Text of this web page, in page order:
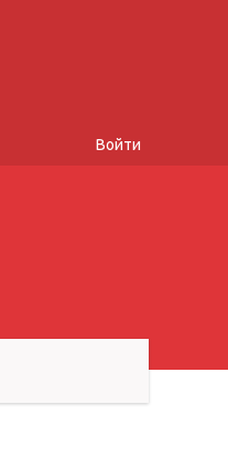
Войти